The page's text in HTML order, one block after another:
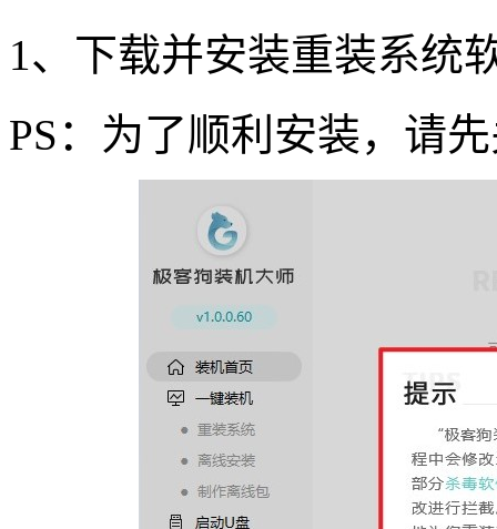
1 、下载并安装重装系统
PS：为了顺利安装，请